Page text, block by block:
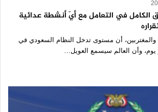
الكامل في التعامل مع أيّ أنشطة عدائية
والمغتربين، أن مستوى تدخل النظام السعودي في
يوم، وأن العالم سيسمع العويل…